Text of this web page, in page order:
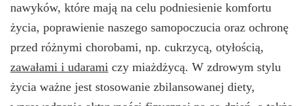
nawyków, które mają na celu podniesienie komfortu
życia, poprawienie naszego samopoczucia oraz ochronę
przed różnymi chorobami, np. cukrzycą, otyłością,
zawałami i udarami czy miażdżycą. W zdrowym stylu
życia ważne jest stosowanie zbilansowanej diety,